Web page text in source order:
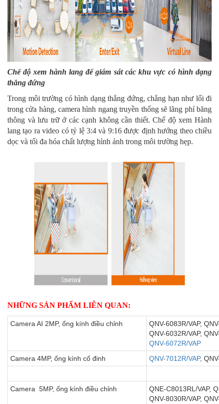
Chế độ xem hành lang để giám sát các khu vực có hình dạng
thẳng đứng
Trong môi trường có hình dạng thẳng đứng, chẳng hạn như lối đi
trong cửa hàng, camera hình ngang truyền thống sẽ lãng phí băng
thông và lưu trữ ở các cạnh không cần thiết. Chế độ xem Hành
lang tạo ra video có tỷ lệ 3:4 và 9:16 được định hướng theo chiều
dọc và tối đa hóa chất lượng hình ảnh trong môi trường hẹp.
NHỮNG SẢN PHẨM LIÊN QUAN:
Camera AI 2MP, ống kính điều chỉnh
QNV-6083R/VAP,
QNV-6032R/VAP,
QNV-6072R/VAP
Camera 4MP, ống kính cố đinh
QNV-7012R/VAP,
Camera 5MP, ống kính điều chỉnh
QNE-C8013RL/VAP,
QNV-8030R/VAP,